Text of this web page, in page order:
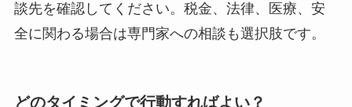
談先を確認してください。税金、法律、医療、安
全に関わる場合は専門家への相談も選択肢です。
どのタイミングで行動すればよい？